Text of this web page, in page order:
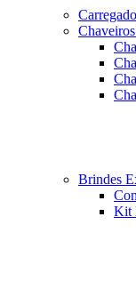
Brindes
Kit